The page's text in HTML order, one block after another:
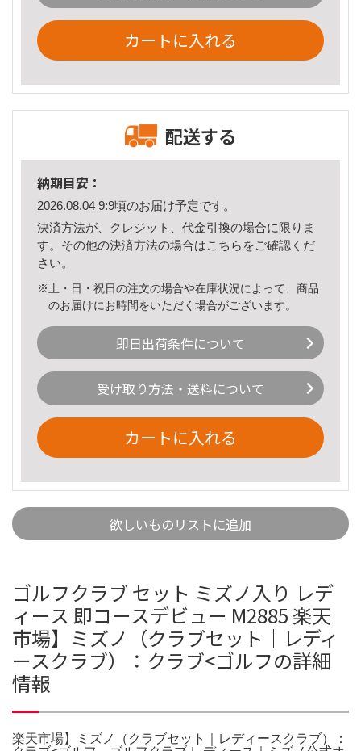
カートに入れる
配送する
納期目安：
2026.08.04 9:9頃のお届け予定です。
決済方法が、クレジット、代金引換の場合に限りま
す。その他の決済方法の場合はこちら をご確認くだ
さい。
※土・日・祝日の注文の場合や在庫状況によって、商品
のお届けにお時間をいただく場合がございます。
即日出荷条件について
受け取り方法・送料について
カートに入れる
欲しいものリストに追加
ゴルフクラブ セット ミズノ入り レデ
ィース 即コースデビュー M2885 楽天
市場】ミズノ（クラブセット｜レディ
ースクラブ）：クラブ<ゴルフの詳細
情報
楽天市場】ミズノ（クラブセット｜レディースクラブ）：